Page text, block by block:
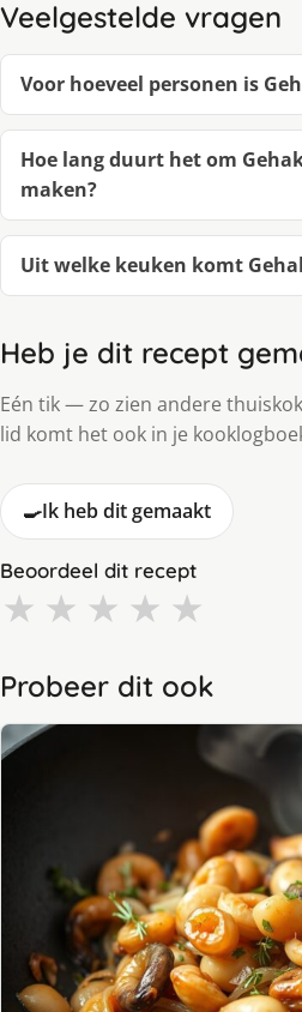
Veelgestelde vragen
Voor hoeveel personen is
Hoe lang duurt het om
maken?
Uit welke keuken komt
Heb je dit recept
Eén tik — zo zien andere
lid komt het ook in je
🍳Ik heb dit gemaakt
Beoordeel dit recept
★ ★ ★ ★ ★
Probeer dit ook